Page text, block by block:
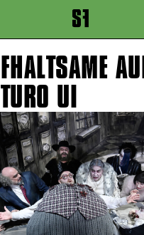
springen
springen
springen
UI